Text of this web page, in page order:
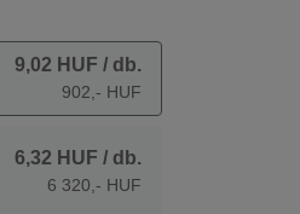
9,02 HUF / db.
902,- HUF
6,32 HUF / db.
6 320,- HUF